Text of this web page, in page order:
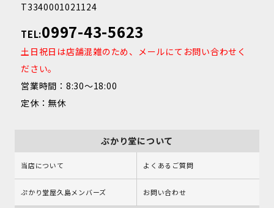
T3340001021124
TEL:0997-43-5623
土日祝日は店舗混雑のため、メールにてお問い合わせく
ださい。
営業時間：8:30～18:00
定休：無休
ぷかり堂について
当店について よくあるご質問
ぷかり堂屋久島メンバーズ お問い合わせ